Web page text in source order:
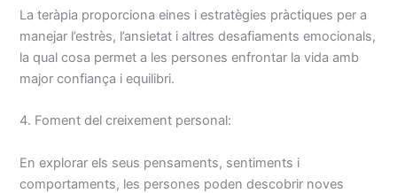
La teràpia proporciona eines i estratègies pràctiques per a
manejar l’estrès, l’ansietat i altres desafiaments emocionals,
la qual cosa permet a les persones enfrontar la vida amb
major confiança i equilibri.
4. Foment del creixement personal:
En explorar els seus pensaments, sentiments i
comportaments, les persones poden descobrir noves